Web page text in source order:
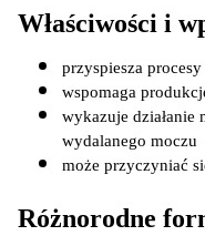
Właściwości i
przyspiesza
wspomaga
wykazuje działanie
wydalanego moczu
może przyczyniać
Różnorodne